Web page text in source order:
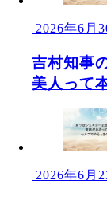
2026年6月
吉村知事
美人って
2026年6月